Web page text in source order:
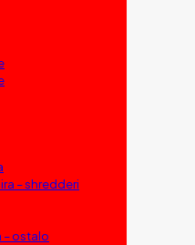
– shredderi
– ostalo